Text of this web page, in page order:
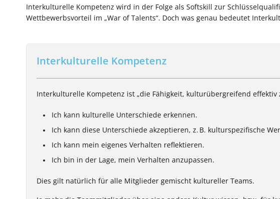
Interkulturelle Kompetenz wird in der Folge als Softskill zur
Wettbewerbsvorteil im „War of Talents“. Doch was genau bedeutet
Interkulturelle Kompetenz
Interkulturelle Kompetenz ist „die Fähigkeit, kulturübergreifend effektiv
Ich kann kulturelle Unterschiede erkennen.
Ich kann diese Unterschiede akzeptieren, z. B. kulturspezifische
Ich kann mein eigenes Verhalten reflektieren.
Ich bin in der Lage, mein Verhalten anzupassen.
Dies gilt natürlich für alle Mitglieder gemischt kultureller Teams.